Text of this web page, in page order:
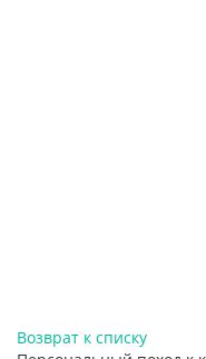
Возврат к списку